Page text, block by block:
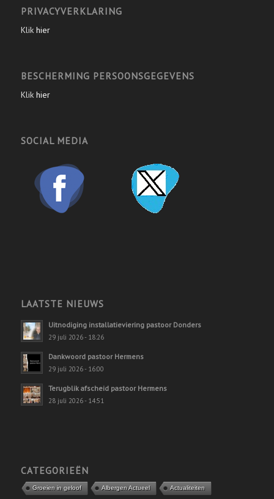
PRIVACYVERKLARING
Klik hier
BESCHERMING PERSOONSGEGEVENS
Klik hier
SOCIAL MEDIA
LAATSTE NIEUWS
Uitnodiging installatieviering pastoor Donders
29 juli 2026 - 18:26
Dankwoord pastoor Hermens
29 juli 2026 - 16:00
Terugblik afscheid pastoor Hermens
28 juli 2026 - 14:51
CATEGORIEËN
Groeien in geloof Albergen Actueel Actualiteiten